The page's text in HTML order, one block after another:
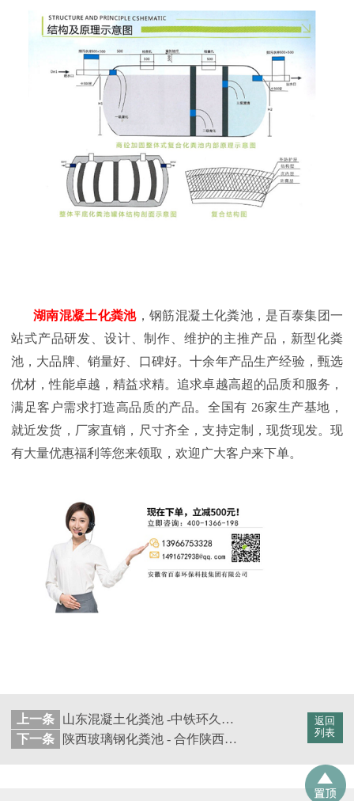
湖南混凝土化粪池，钢筋混凝土化粪池，是百泰集团一
站式产品研发、设计、制作、维护的主推产品，新型化粪
池，大品牌、销量好、口碑好。十余年产品生产经验，甄选
优材，性能卓越，精益求精。追求卓越高超的品质和服务，
满足客户需求打造高品质的产品。全国有 26家生产基地，
就近发货，厂家直销，尺寸齐全，支持定制，现货现发。现
有大量优惠福利等您来领取，欢迎广大客户来下单。
返回
列表
上一条
山东混凝土化粪池 -中铁环久（青岛）城市开发建设公司【百泰集团】
下一条
陕西玻璃钢化粪池 - 合作陕西龙腾景玥置业有限公司 【百泰集团】